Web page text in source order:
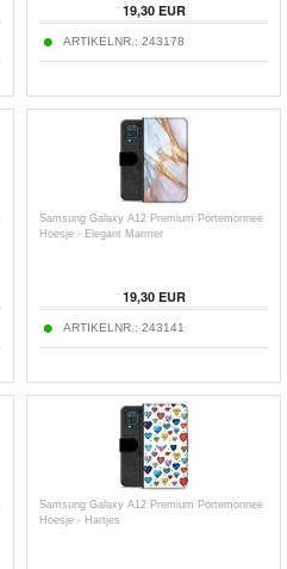
19,30EUR
ARTIKELNR.: 243178
Samsung Galaxy A12 Premium Portemonnee
Hoesje - Elegant Marmer
19,30EUR
ARTIKELNR.: 243141
Samsung Galaxy A12 Premium Portemonnee
Hoesje - Hartjes